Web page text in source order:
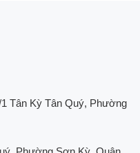
Tân Kỳ Tân Quý, Phường